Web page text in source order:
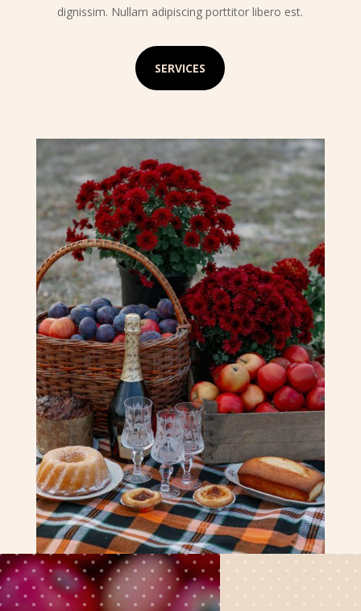
dignissim. Nullam adipiscing porttitor libero est.
SERVICES